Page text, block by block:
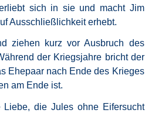
sich in sie und macht Jim
Ausschließlichkeit erhebt.
ziehen kurz vor Ausbruch des
der Kriegsjahre bricht der
Ehepaar nach Ende des Krieges
am Ende ist.
die Jules ohne Eifersucht